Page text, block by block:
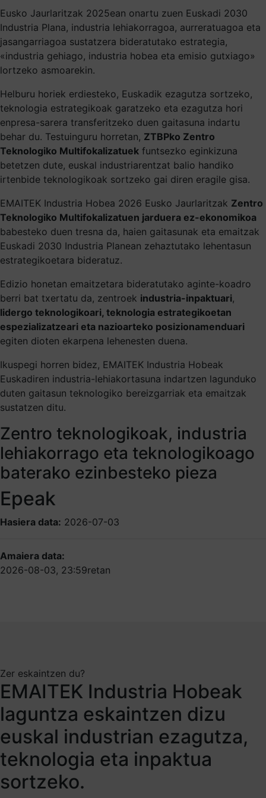
Eusko Jaurlaritzak 2025ean onartu zuen Euskadi 2030
Industria Plana, industria lehiakorragoa, aurreratuagoa eta
jasangarriagoa sustatzera bideratutako estrategia,
«industria gehiago, industria hobea eta emisio gutxiago»
lortzeko asmoarekin.
Helburu horiek erdiesteko, Euskadik ezagutza sortzeko,
teknologia estrategikoak garatzeko eta ezagutza hori
enpresa-sarera transferitzeko duen gaitasuna indartu
behar du. Testuinguru horretan, ZTBPko Zentro
Teknologiko Multifokalizatuek funtsezko eginkizuna
betetzen dute, euskal industriarentzat balio handiko
irtenbide teknologikoak sortzeko gai diren eragile gisa.
EMAITEK Industria Hobea 2026 Eusko Jaurlaritzak Zentro
Teknologiko Multifokalizatuen jarduera ez-ekonomikoa
babesteko duen tresna da, haien gaitasunak eta emaitzak
Euskadi 2030 Industria Planean zehaztutako lehentasun
estrategikoetara bideratuz.
Edizio honetan emaitzetara bideratutako aginte-koadro
berri bat txertatu da, zentroek industria-inpaktuari,
lidergo teknologikoari, teknologia estrategikoetan
espezializatzeari eta nazioarteko posizionamenduari
egiten dioten ekarpena lehenesten duena.
Ikuspegi horren bidez, EMAITEK Industria Hobeak
Euskadiren industria-lehiakortasuna indartzen lagunduko
duten gaitasun teknologiko bereizgarriak eta emaitzak
sustatzen ditu.
Zentro teknologikoak, industria
lehiakorrago eta teknologikoago
baterako ezinbesteko pieza
Epeak
Hasiera data: 2026-07-03
Amaiera data:
2026-08-03, 23:59retan
Zer eskaintzen du?
EMAITEK Industria Hobeak
laguntza eskaintzen dizu
euskal industrian ezagutza,
teknologia eta inpaktua
sortzeko.